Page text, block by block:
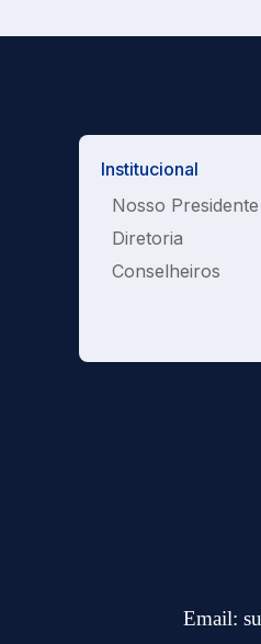
Institucional
Nosso Presidente
Diretoria
Conselheiros
Email: